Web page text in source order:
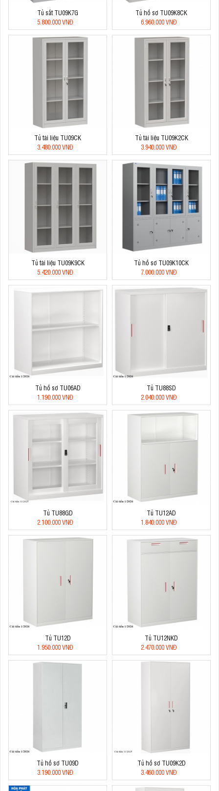
Tủ sắt TU09K7G
5.800.000 VNĐ
Tủ hồ sơ TU09K8CK
6.960.000 VNĐ
Tủ tài liệu TU09CK
3.480.000 VNĐ
Tủ tài liệu TU09K2CK
3.940.000 VNĐ
Tủ tài liệu TU09K9CK
5.420.000 VNĐ
Tủ hồ sơ TU09K10CK
7.000.000 VNĐ
Tủ hồ sơ TU06AD
1.190.000 VNĐ
Tủ TU88SD
2.040.000 VNĐ
Tủ TU88GD
2.100.000 VNĐ
Tủ TU12AD
1.840.000 VNĐ
Tủ TU12D
1.950.000 VNĐ
Tủ TU12NKD
2.470.000 VNĐ
Tủ hồ sơ TU09D
3.190.000 VNĐ
Tủ hồ sơ TU09K2D
3.460.000 VNĐ